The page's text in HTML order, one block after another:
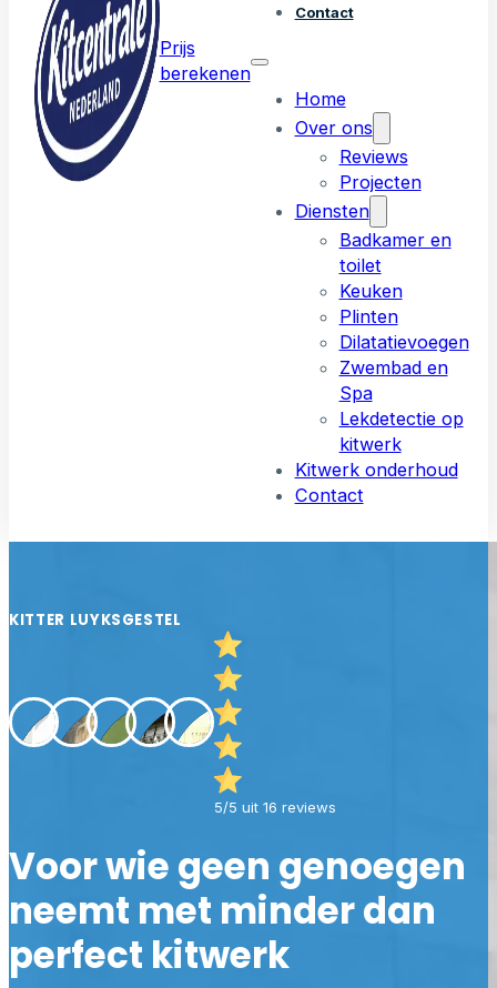
Contact
Home
Over ons
Reviews
Projecten
Diensten
Badkamer en
toilet
Keuken
Plinten
Dilatatievoegen
Zwembad en
Spa
Lekdetectie op
kitwerk
Kitwerk onderhoud
Contact
Prijs
berekenen
KITTER LUYKSGESTEL
5/5 uit 16 reviews
Voor wie geen genoegen
neemt met minder dan
perfect kitwerk